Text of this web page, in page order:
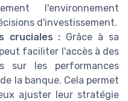
l'environnement
d'investissement.
cruciales : Grâce à sa
faciliter l'accès à des
sur les performances
la banque. Cela permet
ajuster leur stratégie